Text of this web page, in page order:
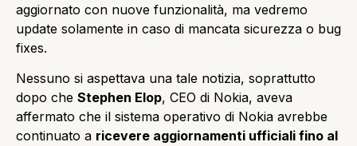
aggiornato con nuove funzionalità, ma vedremo
update solamente in caso di mancata sicurezza o bug
fixes.
Nessuno si aspettava una tale notizia, soprattutto
dopo che Stephen Elop, CEO di Nokia, aveva
affermato che il sistema operativo di Nokia avrebbe
continuato a ricevere aggiornamenti ufficiali fino al